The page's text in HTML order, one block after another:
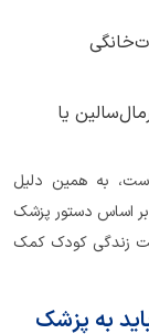
یا
است، به همین دلیل
اساس دستور پزشک
زندگی کودک کمک
به پزشک